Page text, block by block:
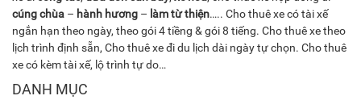
cúng chùa – hành hương – làm từ thiện….. Cho thuê xe có tài xế
ngắn hạn theo ngày, theo gói 4 tiềng & gói 8 tiếng. Cho thuê xe theo
lịch trình định sẵn, Cho thuê xe đi du lịch dài ngày tự chọn. Cho thuê
xe có kèm tài xế, lộ trình tự do…
DANH MỤC